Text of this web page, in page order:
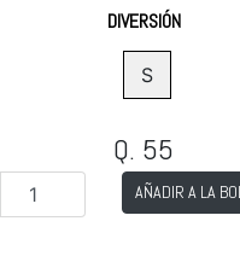
DIVERSIÓN
S
Q. 55
AÑADIR A LA